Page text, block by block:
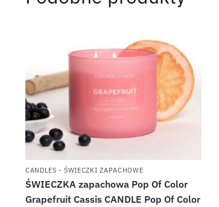
CANDLES - ŚWIECZKI ZAPACHOWE
ŚWIECZKA zapachowa Pop Of Color
Grapefruit Cassis CANDLE Pop Of Color